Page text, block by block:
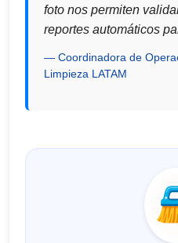
foto nos permiten
reportes automáticos
Coordinadora de
Limpieza LATAM